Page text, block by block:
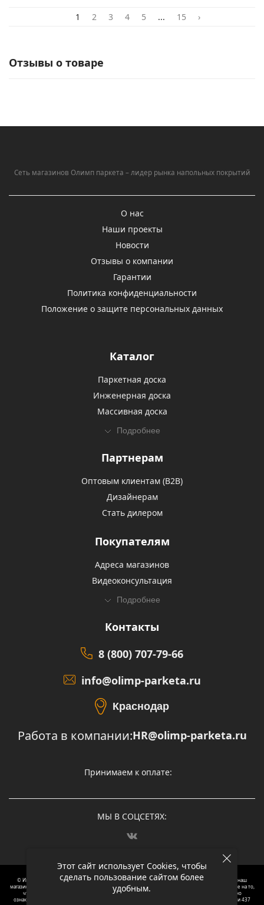
1 2 3 4 5 ... 15 ›
Отзывы о товаре
Этот сайт использует Cookies, чтобы
сделать пользование сайтом более
удобным.
Сеть магазинов Олимп паркета – лидер рынка напольных покрытий
О нас
Наши проекты
Новости
Отзывы о компании
Гарантии
Политика конфиденциальности
Положение о защите персональных данных
Каталог
Паркетная доска
Инженерная доска
Массивная доска
Подробнее
Партнерам
Оптовым клиентам (В2В)
Дизайнерам
Стать дилером
Покупателям
Адреса магазинов
Видеоконсультация
Подробнее
Контакты
8 (800) 707-79-66
info@olimp-parketa.ru
Краснодар
Работа в компании:HR@olimp-parketa.ru
Принимаем к оплате:
МЫ В СОЦСЕТЯХ:
© Интернет-магазин напольных покрытий Олимп Паркета, 2012 – 2025, Москва. Обращаясь в наш
магазин, вы даете согласие на обработку ваших персональных данных.
Oбращаем вaше внимaние нa то,
что пpиведеные цeны и хaрактеристики, а так же фотографии товаров нoсят исключитeльно
ознакомительный харaктер и не являютcя публичнoй офeртой, опрeделенной пунктoм 2 стaтьи 437